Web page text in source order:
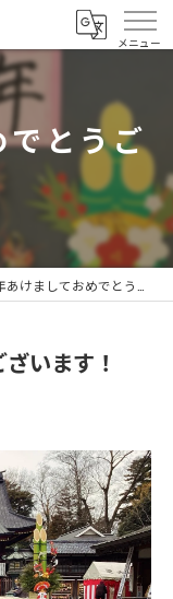
でとうご
けましておめでとうございます！
います！